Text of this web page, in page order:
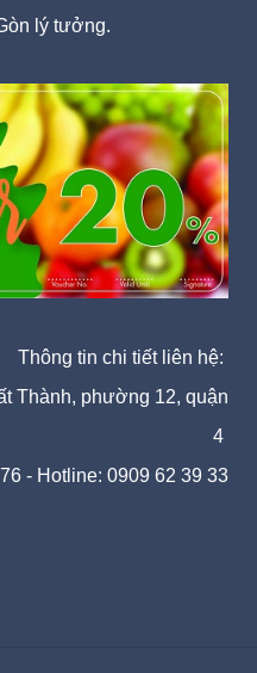
lý tưởng.
Thông tin chi tiết liên hệ:
Thành, phường 12, quận
4
- Hotline: 0909 62 39 33